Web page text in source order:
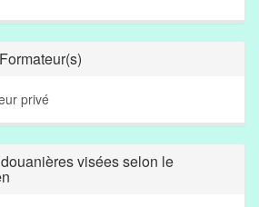
privé
visées selon le